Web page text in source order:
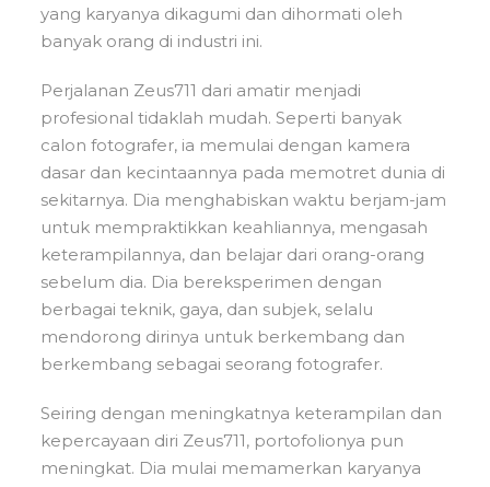
yang karyanya dikagumi dan dihormati oleh
banyak orang di industri ini.
Perjalanan Zeus711 dari amatir menjadi
profesional tidaklah mudah. Seperti banyak
calon fotografer, ia memulai dengan kamera
dasar dan kecintaannya pada memotret dunia di
sekitarnya. Dia menghabiskan waktu berjam-jam
untuk mempraktikkan keahliannya, mengasah
keterampilannya, dan belajar dari orang-orang
sebelum dia. Dia bereksperimen dengan
berbagai teknik, gaya, dan subjek, selalu
mendorong dirinya untuk berkembang dan
berkembang sebagai seorang fotografer.
Seiring dengan meningkatnya keterampilan dan
kepercayaan diri Zeus711, portofolionya pun
meningkat. Dia mulai memamerkan karyanya